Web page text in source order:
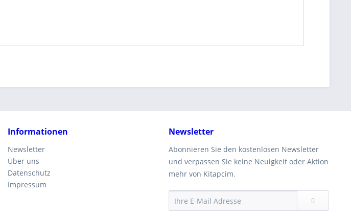
Informationen
Newsletter
Über uns
Datenschutz
Impressum
Newsletter
Abonnieren Sie den kostenlosen Newsletter
und verpassen Sie keine Neuigkeit oder Aktion
mehr von Kitapcim.